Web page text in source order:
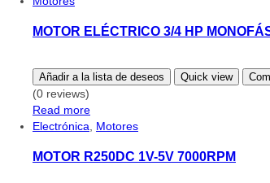
MOTOR ELÉCTRICO 3/4 HP
Añadir a la lista de deseos Quick view
(0 reviews)
Read more
Electrónica
Motores
MOTOR R250DC 1V-5V 7000RPM